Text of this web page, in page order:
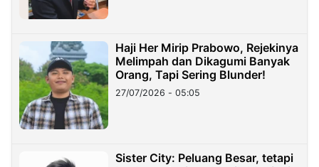
Haji Her Mirip Prabowo, Rejekinya
Melimpah dan Dikagumi Banyak
Orang, Tapi Sering Blunder!
27/07/2026 - 05:05
Sister City: Peluang Besar, tetapi